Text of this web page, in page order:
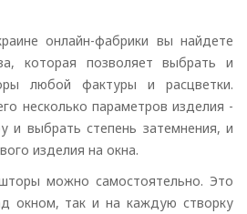
онлайн-фабрики вы найдете
которая позволяет выбрать и
любой фактуры и расцветки.
несколько параметров изделия -
и выбрать степень затемнения, и
изделия на окна.
можно самостоятельно. Это
окном, так и на каждую створку